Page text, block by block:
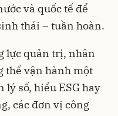
và quốc tế để
thái – tuần hoàn.
lực quản trị, nhân
thể vận hành một
số, hiểu ESG hay
các đơn vị công